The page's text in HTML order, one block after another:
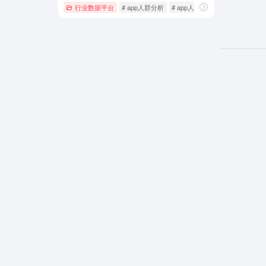
行业数据平台 # app人群分析 # app人群画像